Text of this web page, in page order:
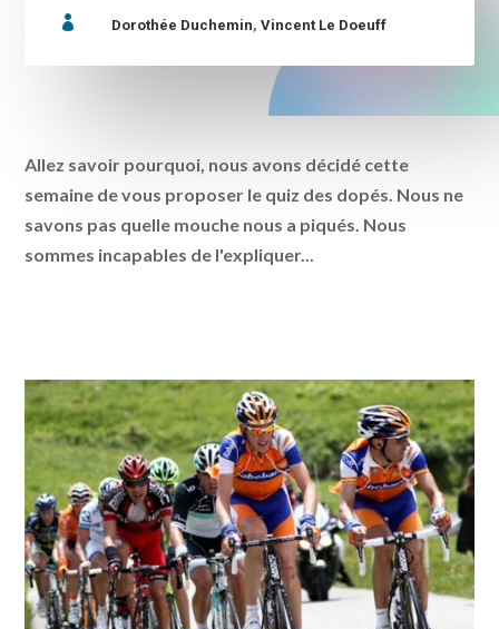
 Dorothée Duchemin, Vincent Le Doeuff
Allez savoir pourquoi, nous avons décidé cette
semaine de vous proposer le quiz des dopés. Nous ne
savons pas quelle mouche nous a piqués. Nous
sommes incapables de l'expliquer...